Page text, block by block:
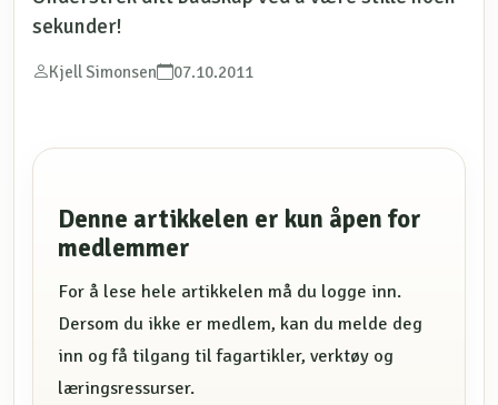
sekunder!
Kjell Simonsen 07.10.2011
Denne artikkelen er kun åpen for
medlemmer
For å lese hele artikkelen må du logge inn.
Dersom du ikke er medlem, kan du melde deg
inn og få tilgang til fagartikler, verktøy og
læringsressurser.